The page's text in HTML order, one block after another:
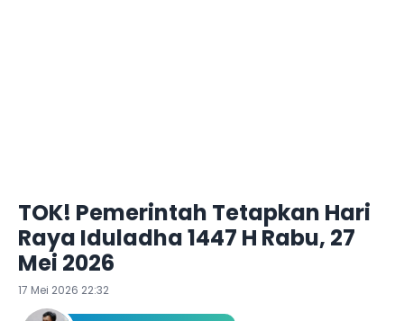
TOK! Pemerintah Tetapkan Hari
Raya Iduladha 1447 H Rabu, 27
Mei 2026
17 Mei 2026 22:32